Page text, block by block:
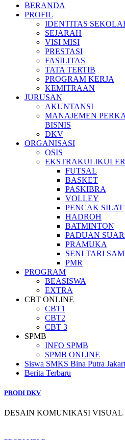
BERANDA
PROFIL
IDENTITAS
SEJARAH
VISI MISI
PRESTASI
FASILITAS
TATA TERTIB
PROGRAM KERJA
KEMITRAAN
JURUSAN
AKUNTANSI
MANAJEMEN
BISNIS
DKV
ORGANISASI
OSIS
EKSTRAKULIKULER
FUTSAL
BASKET
PASKIBRA
VOLLEY
PENCAK SILAT
HADROH
BATMINTON
PADUAN
PRAMUKA
SENI TARI
PMR
PROGRAM
BEASISWA
EXTRA
CBT ONLINE
CBT1
CBT2
CBT 3
SPMB
INFO SPMB
SPMB ONLINE
Siswa SMKS Bina Putra
Berita Terbaru
PRODI DKV
DESAIN KOMUNIKASI VISUAL